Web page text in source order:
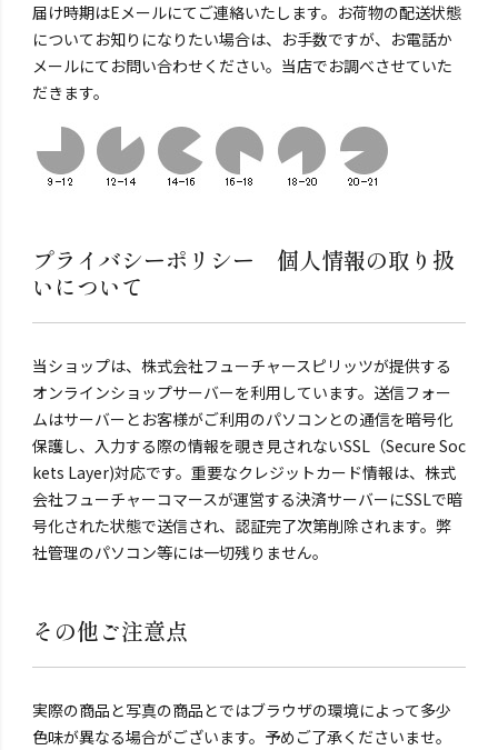
届け時期はEメールにてご連絡いたします。お荷物の配送状態
についてお知りになりたい場合は、お手数ですが、お電話か
メールにてお問い合わせください。当店でお調べさせていた
だきます。
プライバシーポリシー 個人情報の取り扱
いについて
当ショップは、株式会社フューチャースピリッツが提供する
オンラインショップサーバーを利用しています。送信フォー
ムはサーバーとお客様がご利用のパソコンとの通信を暗号化
保護し、入力する際の情報を覗き見されないSSL（Secure Soc
kets Layer)対応です。重要なクレジットカード情報は、株式
会社フューチャーコマースが運営する決済サーバーにSSLで暗
号化された状態で送信され、認証完了次第削除されます。弊
社管理のパソコン等には一切残りません。
その他ご注意点
実際の商品と写真の商品とではブラウザの環境によって多少
色味が異なる場合がございます。予めご了承くださいませ。